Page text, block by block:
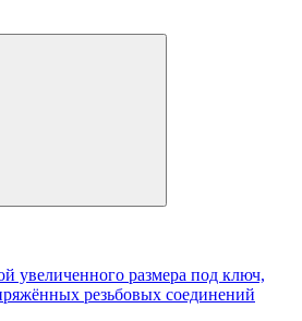
увеличенного размера под ключ,
резьбовых соединений